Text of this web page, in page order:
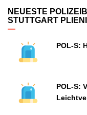
NEUESTE
STUTTGART
POL-S:
POL-S: